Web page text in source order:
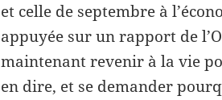
et celle de septembre à
appuyée sur un rapport de
maintenant revenir à la vie
en dire, et se demander